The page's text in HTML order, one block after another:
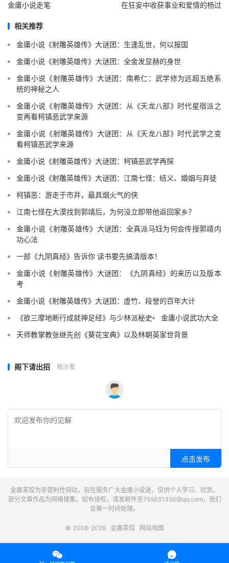
金庸小说走笔 在狂妄中收获事业和爱情的杨过
相关推荐
金庸小说《射雕英雄传》大谜团：生逢乱世，何以报国
金庸小说《射雕英雄传》大谜团：全金发显赫的身世
金庸小说《射雕英雄传》大谜团：南希仁：武学修为远超五绝系
统的神秘之人
金庸小说《射雕英雄传》大谜团：从《天龙八部》时代星宿派之
变再看柯镇恶武学来源
金庸小说《射雕英雄传》大谜团：从《天龙八部》时代武学之变
看柯镇恶武学来源
金庸小说《射雕英雄传》大谜团：柯镇恶武学再探
金庸小说《射雕英雄传》大谜团：江南七怪：结义、婚姻与弃徒
柯镇恶：游走于市井，最具烟火气的侠
江南七怪在大漠找到郭靖后，为何没立即带他返回家乡？
金庸小说《射雕英雄传》大谜团：全真派马钰为何会传授郭靖内
功心法
一部《九阴真经》告诉你 读书要先搞清版本！
金庸小说《射雕英雄传》大谜团：《九阴真经》的来历以及版本
考
金庸小说《射雕英雄传》大谜团：虚竹、段誉的百年大计
《欲三摩地断行成就神足经》与少林派秘史
金庸小说武功大全
天师教掌教张继先创《葵花宝典》以及林朝英家世背景
阁下请出招 抢沙发
点击发布
金庸茶馆为非营利性网站，旨在服务广大金庸小说迷，仅供个人学习、欣赏。
部分文章作品为网络搜集，如有侵权，请发邮件至755631350@qq.com，我们
会第一时间处理。
© 2008-2026 金庸茶馆 网站地图
 